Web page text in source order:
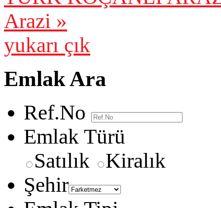
Arazi »
yukarı çık
Emlak Ara
Ref.No
Emlak Türü
Satılık
Kiralık
Şehir